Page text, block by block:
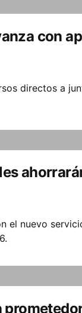
con
directos a
el nuevo